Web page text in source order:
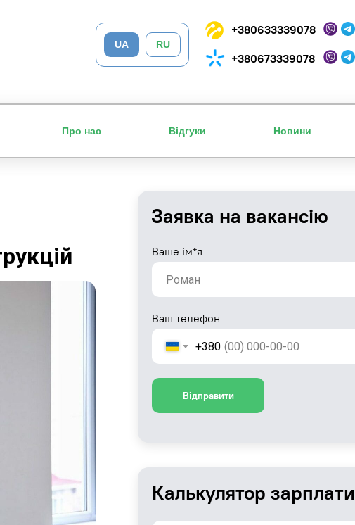
Новини
Відгуки
Про нас
UA RU
+380633339078
+380673339078
Калькулятор зарплати
Ваше ім*я
Ваш телефон
+380
Відправити
Заявка на вакансію